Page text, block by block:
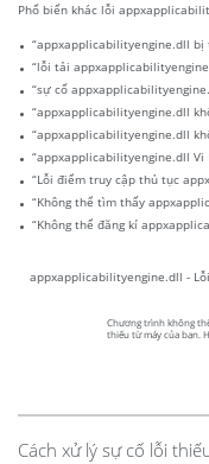
Phổ biến khác lỗi
“appxapplicabilityengine.dll bị
“lỗi tải
“sự cố
“appxapplicabilityengine.dll
“appxapplicabilityengine.dll
“appxapplicabilityengine.dll Vi
“Lỗi điểm truy cập thủ tục
“Không thể tìm thấy
“Không thể đăng kí
appxapplicabilityengine.dll -
Chương trình không
thiếu từ máy của bạn.
Cách xử lý sự cố lỗi